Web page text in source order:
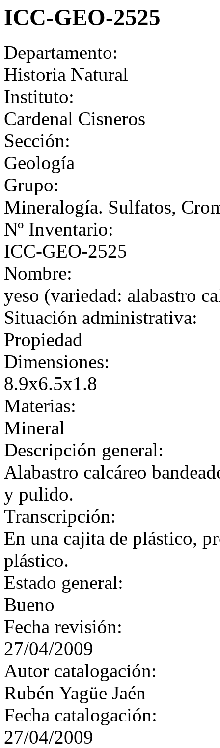
ICC-GEO-2525
Departamento:
Historia Natural
Instituto:
Cardenal Cisneros
Sección:
Geología
Grupo:
Mineralogía. Sulfatos,
Nº Inventario:
ICC-GEO-2525
Nombre:
yeso (variedad: alabastro
Situación administrativa:
Propiedad
Dimensiones:
8.9x6.5x1.8
Materias:
Mineral
Descripción general:
Alabastro calcáreo
y pulido.
Transcripción:
En una cajita de plástico,
plástico.
Estado general:
Bueno
Fecha revisión:
27/04/2009
Autor catalogación:
Rubén Yagüe Jaén
Fecha catalogación:
27/04/2009